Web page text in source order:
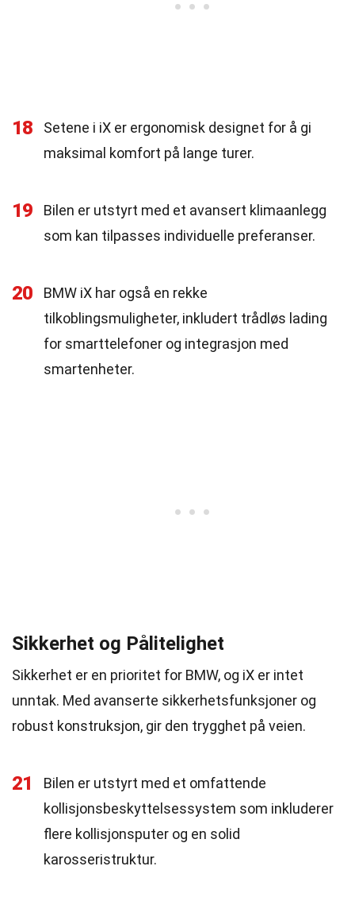
18
Setene i iX er ergonomisk designet for å gi
maksimal komfort på lange turer.
19
Bilen er utstyrt med et avansert klimaanlegg
som kan tilpasses individuelle preferanser.
20
BMW iX har også en rekke
tilkoblingsmuligheter, inkludert trådløs lading
for smarttelefoner og integrasjon med
smartenheter.
Sikkerhet og Pålitelighet
Sikkerhet er en prioritet for BMW, og iX er intet
unntak. Med avanserte sikkerhetsfunksjoner og
robust konstruksjon, gir den trygghet på veien.
21
Bilen er utstyrt med et omfattende
kollisjonsbeskyttelsessystem som inkluderer
flere kollisjonsputer og en solid
karosseristruktur.